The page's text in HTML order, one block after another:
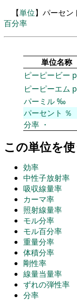
【単位】パーセ
百分率
単位名称
ピーピービー
ピーピーエム
パーミル‰
パーセント ％
分率 ・
この単位を使
効率
中性子放射率
吸収線量率
カーマ率
照射線量率
モル分率
モル百分率
重量分率
体積分率
剛性率
線量当量率
ずれの弾性率
分率